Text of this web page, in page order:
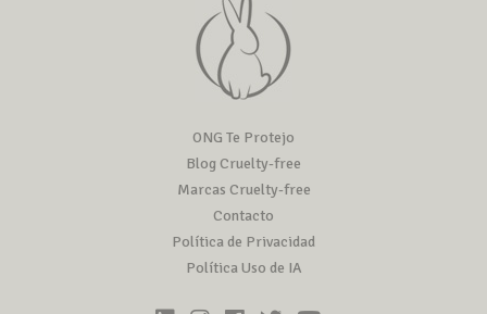
ONG Te Protejo
Blog Cruelty-free
Marcas Cruelty-free
Contacto
Política de Privacidad
Política Uso de IA